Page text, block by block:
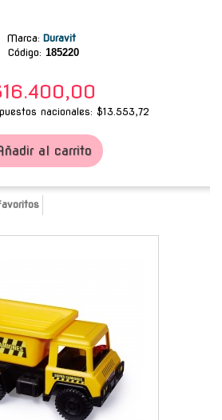
Marca: Duravit
Código: 185220
nacionales: $13.553,72
al carrito